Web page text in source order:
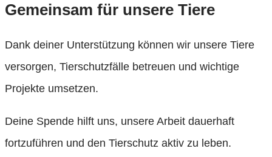
Gemeinsam für unsere Tiere
Dank deiner Unterstützung können wir unsere Tiere
versorgen, Tierschutzfälle betreuen und wichtige
Projekte umsetzen.
Deine Spende hilft uns, unsere Arbeit dauerhaft
fortzuführen und den Tierschutz aktiv zu leben.